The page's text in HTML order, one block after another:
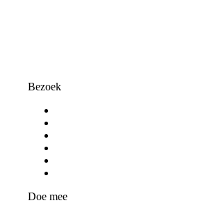
Bezoek
Doe mee